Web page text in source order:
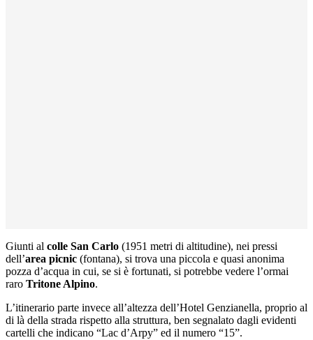
Giunti al colle San Carlo (1951 metri di altitudine), nei pressi
dell’area picnic (fontana), si trova una piccola e quasi anonima
pozza d’acqua in cui, se si è fortunati, si potrebbe vedere l’ormai
raro Tritone Alpino.
L’itinerario parte invece all’altezza dell’Hotel Genzianella, proprio al
di là della strada rispetto alla struttura, ben segnalato dagli evidenti
cartelli che indicano “Lac d’Arpy” ed il numero “15”.